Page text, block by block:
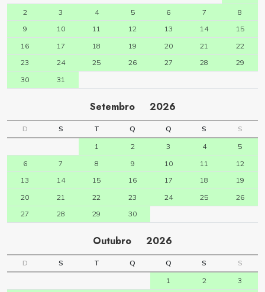
2
3 4 5 6 7
8
9
10 11 12 13 14
15
16
17 18 19 20 21
22
23
24 25 26 27 28
29
30
31
Setembro 2026
D S T Q Q S
S
1
2 3 4
5
6
7 8 9 10 11
12
13
14 15 16 17 18
19
20
21 22 23 24 25
26
27
28 29 30
Outubro 2026
D S T Q Q S
S
1
2
3